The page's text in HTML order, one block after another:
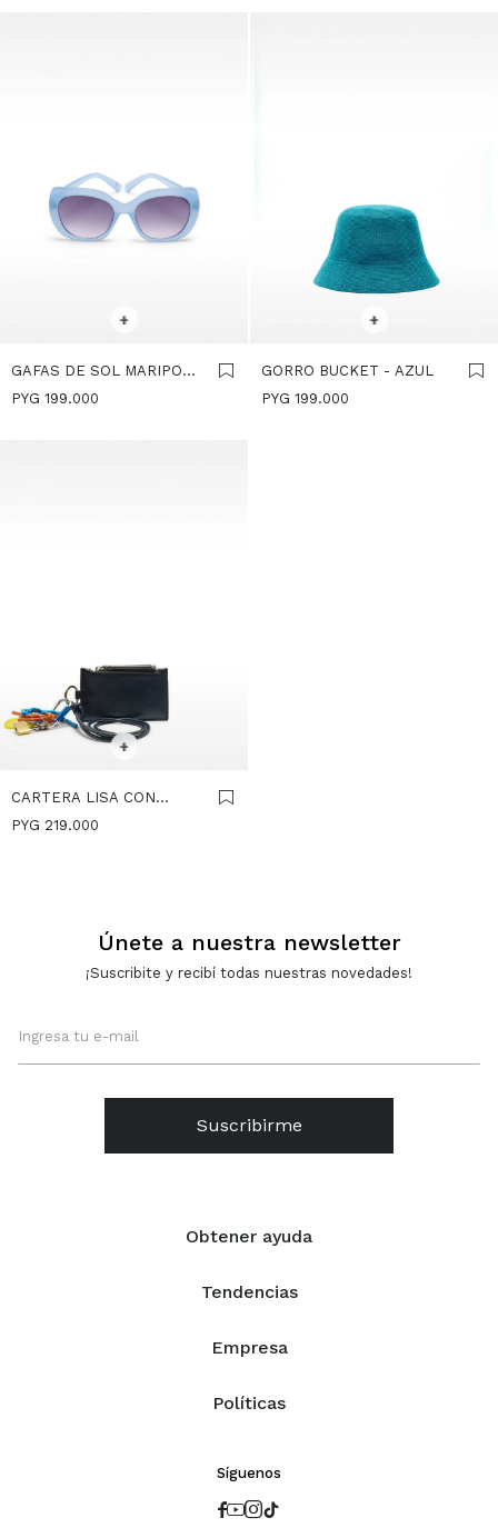
+
GAFAS DE SOL MARIPOSA
- AZUL
PYG 199.000
+
GORRO BUCKET - AZUL
PYG 199.000
SELECCIONAR TALLE
+
CARTERA LISA CON
LLAVERO - AZUL
PYG 219.000
Obtener ayuda
Tendencias
Empresa
Políticas
Únete a nuestra newsletter
¡Suscribite y recibí todas nuestras novedades!
Suscribirme
Síguenos
